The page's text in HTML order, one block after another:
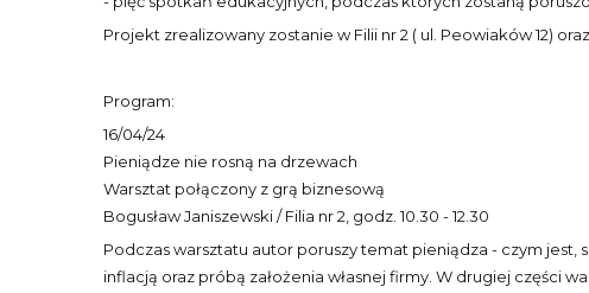
Projekt zrealizowany zostanie w Filii nr 2 ( ul. Peowiaków 12)
Program:
16/04/24
Pieniądze nie rosną na drzewach
Warsztat połączony z grą biznesową
Bogusław Janiszewski / Filia nr 2, godz. 10.30 - 12.30
Podczas warsztatu autor poruszy temat pieniądza - czym jest,
inflacją oraz próbą założenia własnej firmy. W drugiej części